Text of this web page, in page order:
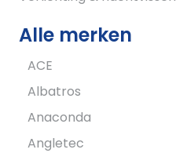
Alle merken
ACE
Albatros
Anaconda
Angletec